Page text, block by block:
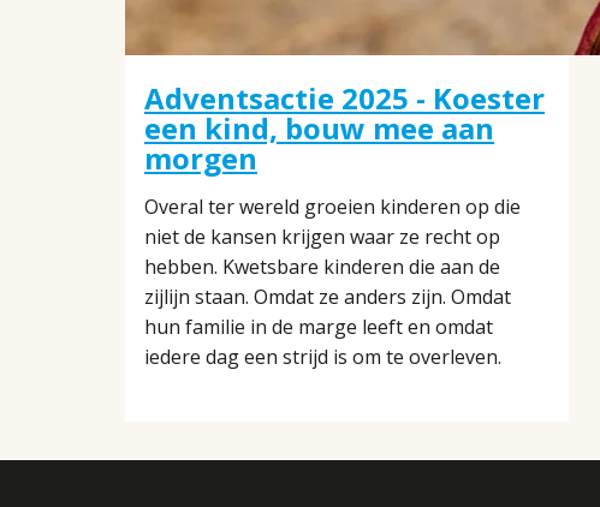
Adventsactie 2025 - Koester
een kind, bouw mee aan
morgen
Overal ter wereld groeien kinderen op die
niet de kansen krijgen waar ze recht op
hebben. Kwetsbare kinderen die aan de
zijlijn staan. Omdat ze anders zijn. Omdat
hun familie in de marge leeft en omdat
iedere dag een strijd is om te overleven.